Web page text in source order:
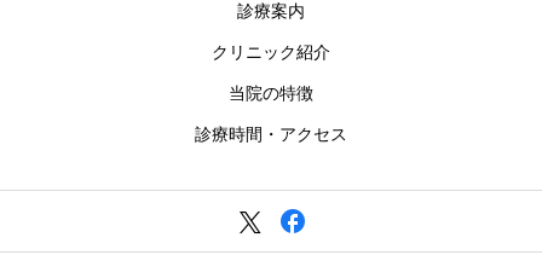
診療案内
クリニック紹介
当院の特徴
診療時間・アクセス